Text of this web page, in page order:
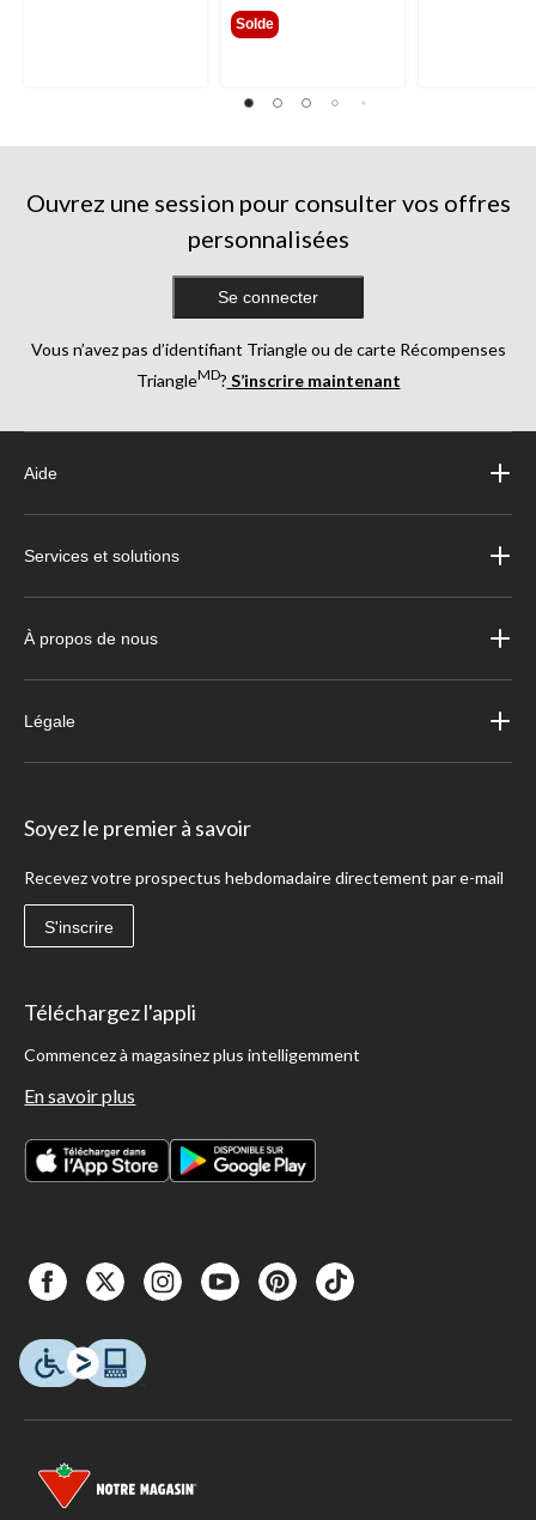
Solde
Ouvrez une session pour consulter vos offres
personnalisées
Se connecter
Vous n’avez pas d’identifiant Triangle ou de carte Récompenses
TriangleMD? S’inscrire maintenant
Aide
Services et solutions
À propos de nous
Légale
Soyez le premier à savoir
Recevez votre prospectus hebdomadaire directement par e-mail
S'inscrire
Téléchargez l'appli
Commencez à magasinez plus intelligemment
En savoir plus